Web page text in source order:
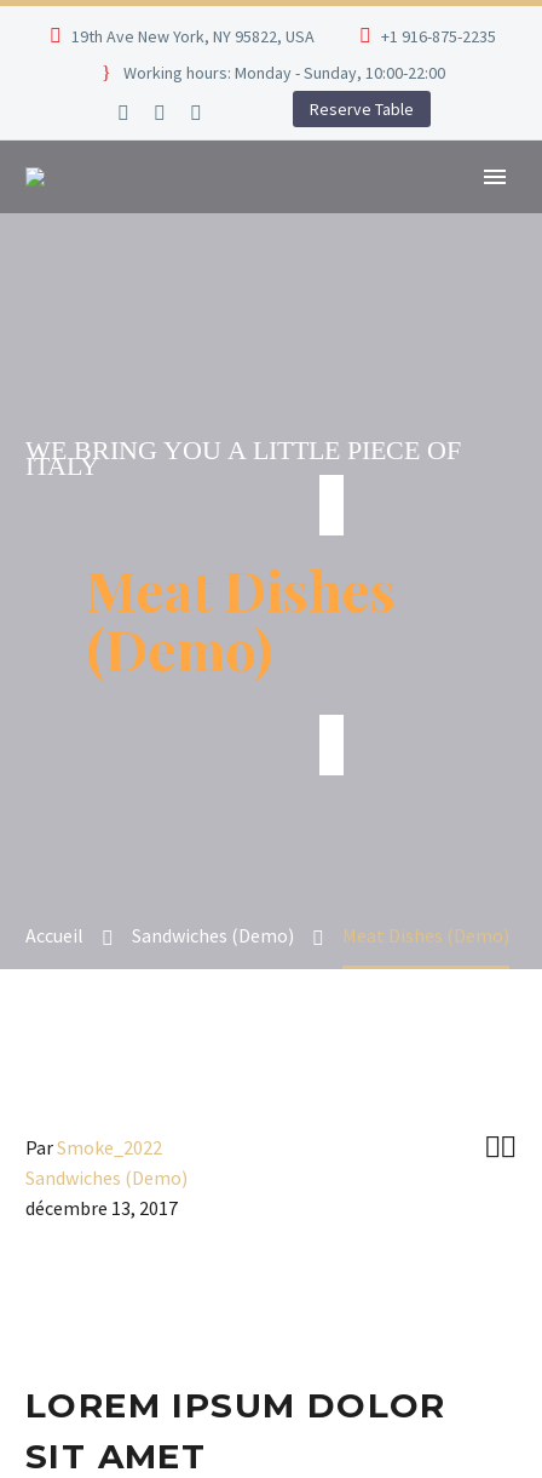
19th Ave New York, NY 95822, USA
+1 916-875-2235
Working hours: Monday - Sunday, 10:00-22:00
Reserve Table
WE BRING YOU A LITTLE PIECE OF
ITALY
Meat Dishes
(Demo)
Accueil Sandwiches (Demo) Meat Dishes (Demo)

ParSmoke_2022
Sandwiches (Demo)
décembre 13, 2017
LOREM IPSUM DOLOR
SIT AMET